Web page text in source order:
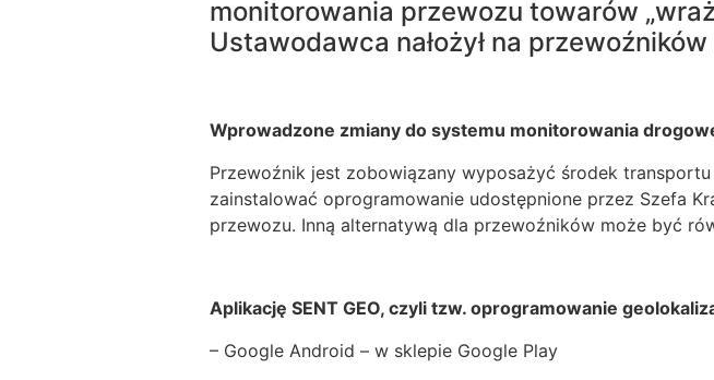
monitorowania przewozu towarów
Ustawodawca nałożył na
Wprowadzone zmiany do systemu monitorowania
Przewoźnik jest zobowiązany wyposażyć środek
zainstalować oprogramowanie udostępnione przez Szefa
przewozu. Inną alternatywą dla przewoźników może być
Aplikację SENT GEO, czyli tzw. oprogramowanie
– Google Android – w sklepie Google Play